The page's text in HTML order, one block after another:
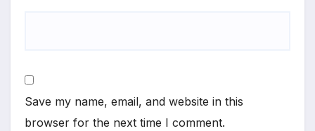
Save my name, email, and website in this
browser for the next time I comment.